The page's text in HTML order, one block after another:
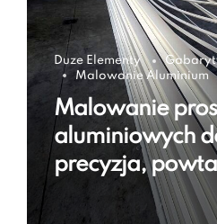
Duze Elementy
Malowanie Aluminium
Malowanie
aluminiowych
precyzja,
trwałość powłoki